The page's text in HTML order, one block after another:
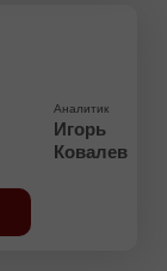
Аналитик
Игорь
Ковалев